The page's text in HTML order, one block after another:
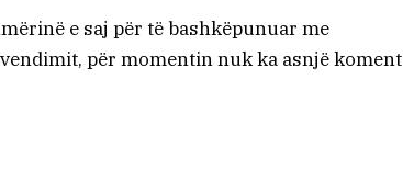
e saj për të bashkëpunuar me
për momentin nuk ka asnjë koment